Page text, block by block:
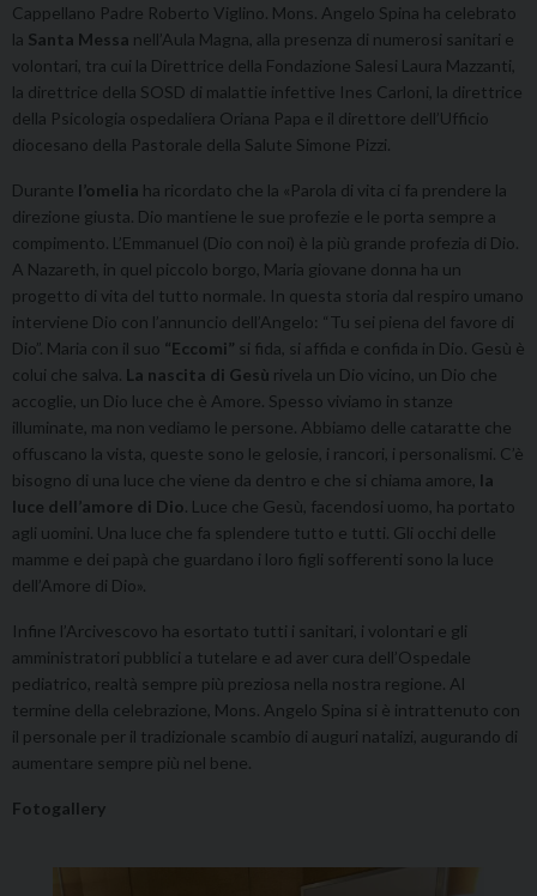
Cappellano Padre Roberto Viglino. Mons. Angelo Spina ha celebrato
la Santa Messa nell’Aula Magna, alla presenza di numerosi sanitari e
volontari, tra cui la Direttrice della Fondazione Salesi Laura Mazzanti,
la direttrice della SOSD di malattie infettive Ines Carloni, la direttrice
della Psicologia ospedaliera Oriana Papa e il direttore dell’Ufficio
diocesano della Pastorale della Salute Simone Pizzi.
Durante l’omelia ha ricordato che la «Parola di vita ci fa prendere la
direzione giusta. Dio mantiene le sue profezie e le porta sempre a
compimento. L’Emmanuel (Dio con noi) è la più grande profezia di Dio.
A Nazareth, in quel piccolo borgo, Maria giovane donna ha un
progetto di vita del tutto normale. In questa storia dal respiro umano
interviene Dio con l’annuncio dell’Angelo: “Tu sei piena del favore di
Dio”. Maria con il suo “Eccomi” si fida, si affida e confida in Dio. Gesù è
colui che salva. La nascita di Gesù rivela un Dio vicino, un Dio che
accoglie, un Dio luce che è Amore. Spesso viviamo in stanze
illuminate, ma non vediamo le persone. Abbiamo delle cataratte che
offuscano la vista, queste sono le gelosie, i rancori, i personalismi. C’è
bisogno di una luce che viene da dentro e che si chiama amore, la
luce dell’amore di Dio . Luce che Gesù, facendosi uomo, ha portato
agli uomini. Una luce che fa splendere tutto e tutti. Gli occhi delle
mamme e dei papà che guardano i loro figli sofferenti sono la luce
dell’Amore di Dio».
Infine l’Arcivescovo ha esortato tutti i sanitari, i volontari e gli
amministratori pubblici a tutelare e ad aver cura dell’Ospedale
pediatrico, realtà sempre più preziosa nella nostra regione. Al
termine della celebrazione, Mons. Angelo Spina si è intrattenuto con
il personale per il tradizionale scambio di auguri natalizi, augurando di
aumentare sempre più nel bene.
Fotogallery